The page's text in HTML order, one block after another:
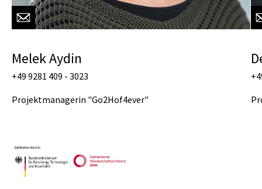
Melek Aydin
+49 9281 409 - 3023
Projektmanagerin "Go2Hof4ever"